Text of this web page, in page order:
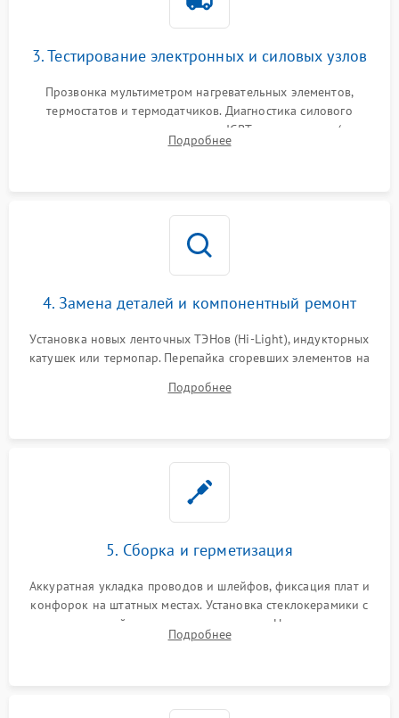
3. Тестирование электронных и силовых узлов
Прозвонка мультиметром нагревательных элементов,
термостатов и термодатчиков. Диагностика силового
модуля, реле, диодных мостов и IGBT-транзисторов (для
индукции). Проверка кранов и газ-контроля (для газовых
Подробнее
4. Замена деталей и компонентный ремонт
Установка новых ленточных ТЭНов (Hi-Light), индукторных
катушек или термопар. Перепайка сгоревших элементов на
дорожек. Очистка контактов и замена поврежденной
Подробнее
5. Сборка и герметизация
Аккуратная укладка проводов и шлейфов, фиксация плат и
конфорок на штатных местах. Установка стеклокерамики с
проверкой равномерности зазоров. Нанесение
термостойкого герметика или укладка уплотнительной
Подробнее